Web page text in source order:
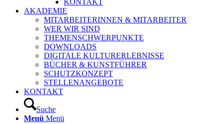
KONTAKT
AKADEMIE
MITARBEITERINNEN & MITARBEITER
WER WIR SIND
THEMENSCHWERPUNKTE
DOWNLOADS
DIGITALE KULTURERLEBNISSE
BÜCHER & KUNSTFÜHRER
SCHUTZKONZEPT
STELLENANGEBOTE
KONTAKT
Suche
Menü Menü